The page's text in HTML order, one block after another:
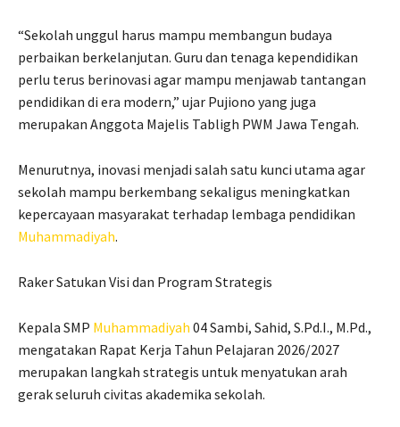
“Sekolah unggul harus mampu membangun budaya
perbaikan berkelanjutan. Guru dan tenaga kependidikan
perlu terus berinovasi agar mampu menjawab tantangan
pendidikan di era modern,” ujar Pujiono yang juga
merupakan Anggota Majelis Tabligh PWM Jawa Tengah.
Menurutnya, inovasi menjadi salah satu kunci utama agar
sekolah mampu berkembang sekaligus meningkatkan
kepercayaan masyarakat terhadap lembaga pendidikan
Muhammadiyah.
Raker Satukan Visi dan Program Strategis
Kepala SMP Muhammadiyah 04 Sambi, Sahid, S.Pd.I., M.Pd.,
mengatakan Rapat Kerja Tahun Pelajaran 2026/2027
merupakan langkah strategis untuk menyatukan arah
gerak seluruh civitas akademika sekolah.